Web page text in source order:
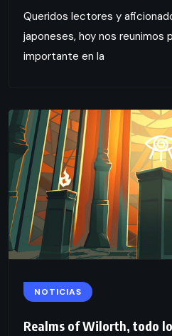
Queridos lectores y
japoneses, hoy nos reunimos
importante en la
NOTICIAS
Realms of Wilorth, todo